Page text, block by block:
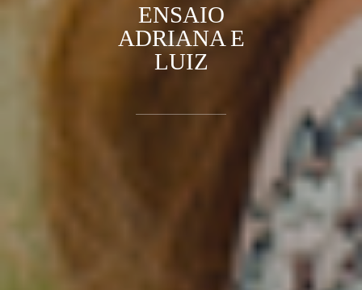
ENSAIO
ADRIANA E
LUIZ